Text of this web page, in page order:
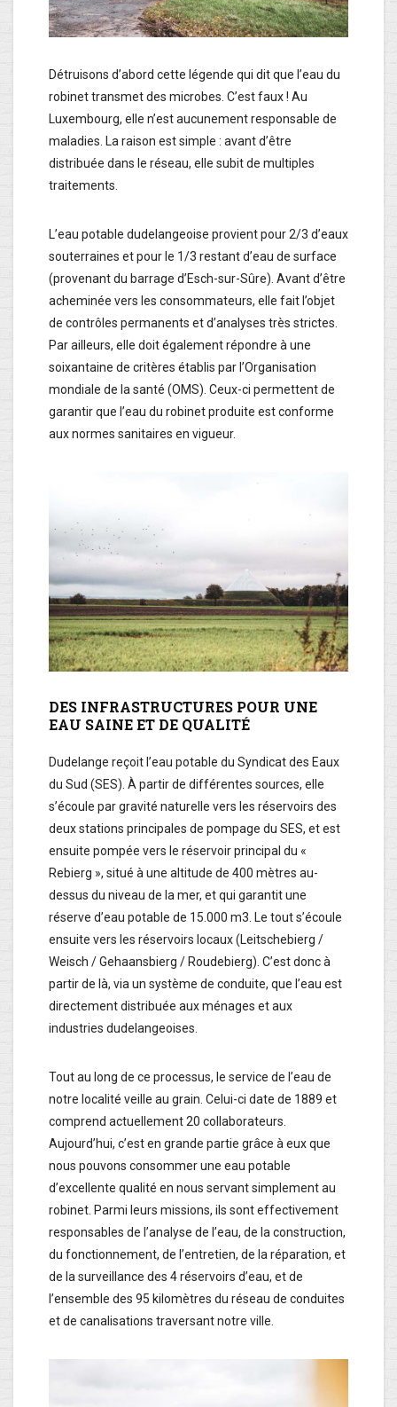
Détruisons d’abord cette légende qui dit que l’eau du
robinet transmet des microbes. C’est faux ! Au
Luxembourg, elle n’est aucunement responsable de
maladies. La raison est simple : avant d’être
distribuée dans le réseau, elle subit de multiples
traitements.
L’eau potable dudelangeoise provient pour 2/3 d’eaux
souterraines et pour le 1/3 restant d’eau de surface
(provenant du barrage d’Esch-sur-Sûre). Avant d’être
acheminée vers les consommateurs, elle fait l’objet
de contrôles permanents et d’analyses très strictes.
Par ailleurs, elle doit également répondre à une
soixantaine de critères établis par l’Organisation
mondiale de la santé (OMS). Ceux-ci permettent de
garantir que l’eau du robinet produite est conforme
aux normes sanitaires en vigueur.
DES INFRASTRUCTURES POUR UNE
EAU SAINE ET DE QUALITÉ
Dudelange reçoit l’eau potable du Syndicat des Eaux
du Sud (SES). À partir de différentes sources, elle
s’écoule par gravité naturelle vers les réservoirs des
deux stations principales de pompage du SES, et est
ensuite pompée vers le réservoir principal du «
Rebierg », situé à une altitude de 400 mètres au-
dessus du niveau de la mer, et qui garantit une
réserve d’eau potable de 15.000 m3. Le tout s’écoule
ensuite vers les réservoirs locaux (Leitschebierg /
Weisch / Gehaansbierg / Roudebierg). C’est donc à
partir de là, via un système de conduite, que l’eau est
directement distribuée aux ménages et aux
industries dudelangeoises.
Tout au long de ce processus, le service de l’eau de
notre localité veille au grain. Celui-ci date de 1889 et
comprend actuellement 20 collaborateurs.
Aujourd’hui, c’est en grande partie grâce à eux que
nous pouvons consommer une eau potable
d’excellente qualité en nous servant simplement au
robinet. Parmi leurs missions, ils sont effectivement
responsables de l’analyse de l’eau, de la construction,
du fonctionnement, de l’entretien, de la réparation, et
de la surveillance des 4 réservoirs d’eau, et de
l’ensemble des 95 kilomètres du réseau de conduites
et de canalisations traversant notre ville.